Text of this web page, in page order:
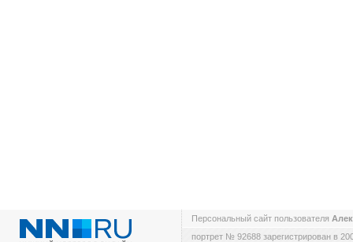
Персональный сайт пользователя
портрет № 92688 зарегистрирован в